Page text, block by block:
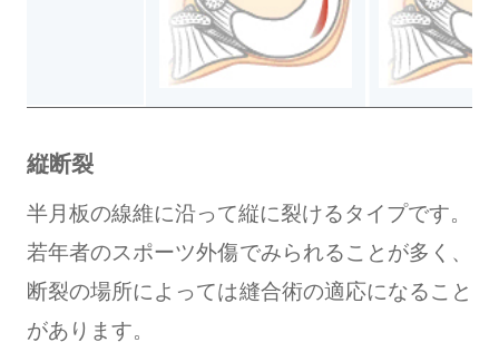
縦断裂
半月板の線維に沿って縦に裂けるタイプです。
若年者のスポーツ外傷でみられることが多く、
断裂の場所によっては縫合術の適応になること
があります。